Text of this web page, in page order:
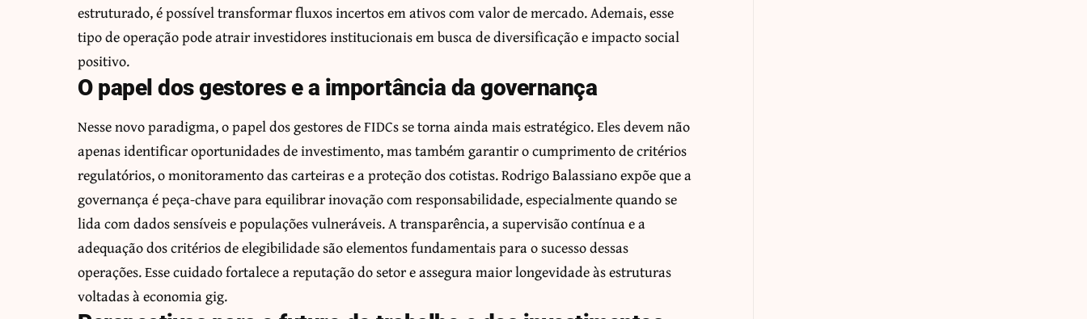
estruturado, é possível transformar fluxos incertos em ativos com valor de mercado. Ademais, esse
tipo de operação pode atrair investidores institucionais em busca de diversificação e impacto social
positivo.
O papel dos gestores e a importância da governança
Nesse novo paradigma, o papel dos gestores de FIDCs se torna ainda mais estratégico. Eles devem não
apenas identificar oportunidades de investimento, mas também garantir o cumprimento de critérios
regulatórios, o monitoramento das carteiras e a proteção dos cotistas. Rodrigo Balassiano expõe que a
governança é peça-chave para equilibrar inovação com responsabilidade, especialmente quando se
lida com dados sensíveis e populações vulneráveis. A transparência, a supervisão contínua e a
adequação dos critérios de elegibilidade são elementos fundamentais para o sucesso dessas
operações. Esse cuidado fortalece a reputação do setor e assegura maior longevidade às estruturas
voltadas à economia gig.